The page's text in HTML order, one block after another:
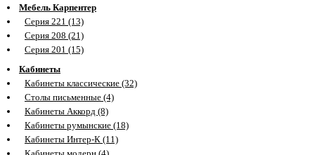
Мебель Карпентер
Серия 221 (13)
Серия 208 (21)
Серия 201 (15)
Кабинеты
Кабинеты классические (32)
Столы письменные (4)
Кабинеты Аккорд (8)
Кабинеты румынские (18)
Кабинеты Интер-К (11)